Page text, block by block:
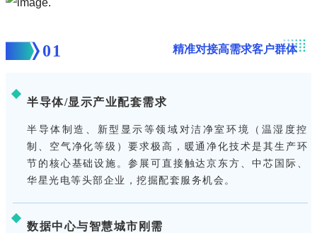
01 精准对接高需求客户群体
半导体/显示产业配套需求
半导体制造、新型显示等领域对洁净室环境（温湿度控
制、空气净化等级）要求极高，暖通净化技术是其生产环
节的核心基础设施。参展可直接触达京东方、中芯国际、
华星光电等头部企业，挖掘配套服务机会。
数据中心与智慧城市刚需